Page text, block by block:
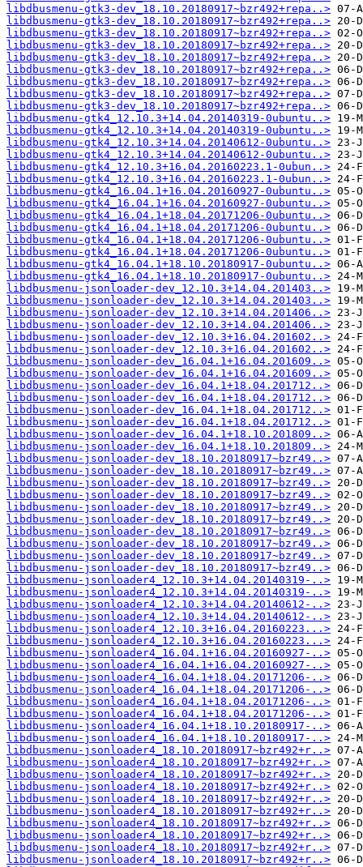
libdbusmenu-gtk3-dev_18.10.20180917~bzr492+repa..>
libdbusmenu-gtk3-dev_18.10.20180917~bzr492+repa..>
libdbusmenu-gtk3-dev_18.10.20180917~bzr492+repa..>
libdbusmenu-gtk3-dev_18.10.20180917~bzr492+repa..>
libdbusmenu-gtk3-dev_18.10.20180917~bzr492+repa..>
libdbusmenu-gtk3-dev_18.10.20180917~bzr492+repa..>
libdbusmenu-gtk3-dev_18.10.20180917~bzr492+repa..>
libdbusmenu-gtk3-dev_18.10.20180917~bzr492+repa..>
libdbusmenu-gtk3-dev_18.10.20180917~bzr492+repa..>
libdbusmenu-gtk4_12.10.3+14.04.20140319-0ubuntu..>
libdbusmenu-gtk4_12.10.3+14.04.20140319-0ubuntu..>
libdbusmenu-gtk4_12.10.3+14.04.20140612-0ubuntu..>
libdbusmenu-gtk4_12.10.3+14.04.20140612-0ubuntu..>
libdbusmenu-gtk4_12.10.3+16.04.20160223.1-0ubun..>
libdbusmenu-gtk4_12.10.3+16.04.20160223.1-0ubun..>
libdbusmenu-gtk4_16.04.1+16.04.20160927-0ubuntu..>
libdbusmenu-gtk4_16.04.1+16.04.20160927-0ubuntu..>
libdbusmenu-gtk4_16.04.1+18.04.20171206-0ubuntu..>
libdbusmenu-gtk4_16.04.1+18.04.20171206-0ubuntu..>
libdbusmenu-gtk4_16.04.1+18.04.20171206-0ubuntu..>
libdbusmenu-gtk4_16.04.1+18.04.20171206-0ubuntu..>
libdbusmenu-gtk4_16.04.1+18.10.20180917-0ubuntu..>
libdbusmenu-gtk4_16.04.1+18.10.20180917-0ubuntu..>
libdbusmenu-jsonloader-dev_12.10.3+14.04.201403..>
libdbusmenu-jsonloader-dev_12.10.3+14.04.201403..>
libdbusmenu-jsonloader-dev_12.10.3+14.04.201406..>
libdbusmenu-jsonloader-dev_12.10.3+14.04.201406..>
libdbusmenu-jsonloader-dev_12.10.3+16.04.201602..>
libdbusmenu-jsonloader-dev_12.10.3+16.04.201602..>
libdbusmenu-jsonloader-dev_16.04.1+16.04.201609..>
libdbusmenu-jsonloader-dev_16.04.1+16.04.201609..>
libdbusmenu-jsonloader-dev_16.04.1+18.04.201712..>
libdbusmenu-jsonloader-dev_16.04.1+18.04.201712..>
libdbusmenu-jsonloader-dev_16.04.1+18.04.201712..>
libdbusmenu-jsonloader-dev_16.04.1+18.04.201712..>
libdbusmenu-jsonloader-dev_16.04.1+18.10.201809..>
libdbusmenu-jsonloader-dev_16.04.1+18.10.201809..>
libdbusmenu-jsonloader-dev_18.10.20180917~bzr49..>
libdbusmenu-jsonloader-dev_18.10.20180917~bzr49..>
libdbusmenu-jsonloader-dev_18.10.20180917~bzr49..>
libdbusmenu-jsonloader-dev_18.10.20180917~bzr49..>
libdbusmenu-jsonloader-dev_18.10.20180917~bzr49..>
libdbusmenu-jsonloader-dev_18.10.20180917~bzr49..>
libdbusmenu-jsonloader-dev_18.10.20180917~bzr49..>
libdbusmenu-jsonloader-dev_18.10.20180917~bzr49..>
libdbusmenu-jsonloader-dev_18.10.20180917~bzr49..>
libdbusmenu-jsonloader-dev_18.10.20180917~bzr49..>
libdbusmenu-jsonloader4_12.10.3+14.04.20140319-..>
libdbusmenu-jsonloader4_12.10.3+14.04.20140319-..>
libdbusmenu-jsonloader4_12.10.3+14.04.20140612-..>
libdbusmenu-jsonloader4_12.10.3+14.04.20140612-..>
libdbusmenu-jsonloader4_12.10.3+16.04.20160223...>
libdbusmenu-jsonloader4_12.10.3+16.04.20160223...>
libdbusmenu-jsonloader4_16.04.1+16.04.20160927-..>
libdbusmenu-jsonloader4_16.04.1+16.04.20160927-..>
libdbusmenu-jsonloader4_16.04.1+18.04.20171206-..>
libdbusmenu-jsonloader4_16.04.1+18.04.20171206-..>
libdbusmenu-jsonloader4_16.04.1+18.04.20171206-..>
libdbusmenu-jsonloader4_16.04.1+18.04.20171206-..>
libdbusmenu-jsonloader4_16.04.1+18.10.20180917-..>
libdbusmenu-jsonloader4_16.04.1+18.10.20180917-..>
libdbusmenu-jsonloader4_18.10.20180917~bzr492+r..>
libdbusmenu-jsonloader4_18.10.20180917~bzr492+r..>
libdbusmenu-jsonloader4_18.10.20180917~bzr492+r..>
libdbusmenu-jsonloader4_18.10.20180917~bzr492+r..>
libdbusmenu-jsonloader4_18.10.20180917~bzr492+r..>
libdbusmenu-jsonloader4_18.10.20180917~bzr492+r..>
libdbusmenu-jsonloader4_18.10.20180917~bzr492+r..>
libdbusmenu-jsonloader4_18.10.20180917~bzr492+r..>
libdbusmenu-jsonloader4_18.10.20180917~bzr492+r..>
libdbusmenu-jsonloader4_18.10.20180917~bzr492+r..>